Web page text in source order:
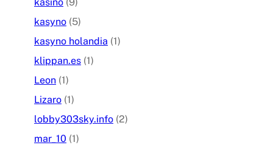
kasyno (5)
kasyno holandia (1)
klippan.es (1)
Leon (1)
Lizaro (1)
lobby303sky.info (2)
mar_10 (1)